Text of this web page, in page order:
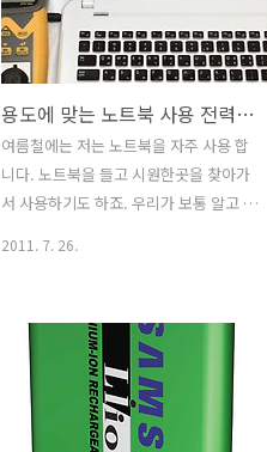
목에 차고 다니고 투명한 디스플레이에
어디서든 크기와 모양을 변형시켜서 볼
수 있게 될지 모릅니다. 그런데 가까운 미
래에는 어떻게 바뀔까요. 앞으로는 전기
를 생산하는데 어떻게 효율적으로 생산할
것인가가 중요하게 될것입니다. 시간이
지날 수 록 이것은 가속화 되겠죠. 그래서
용하는 방안..
용도에 맞는 노트북 사용 전력사용을 줄이다
여름철에는 저는 노트북을 자주 사용 합
니다. 노트북을 들고 시원한곳을 찾아가
서 사용하기도 하죠. 우리가 보통 알고 있
나왔었기에 많은 사람들이 알고 있지요.
그런데 얼만큼 줄어드는걸까요? 그리고
효용성은 어떨까요? 데스크탑을 사용해
야 하는 분도 분명 있지만 제 생각에는 노
트북으로도 충분한 용도를 궂이 데스크탑
2011. 7. 26.